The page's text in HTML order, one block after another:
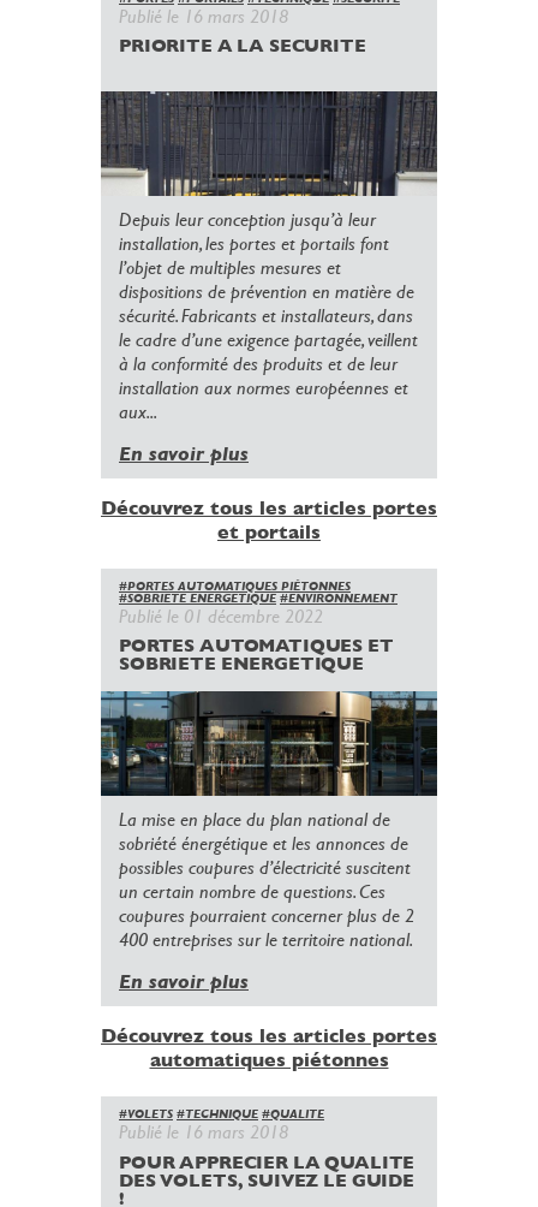
Publié le 16 mars 2018
PRIORITE A LA SECURITE
Depuis leur conception jusqu’à leur
installation, les portes et portails font
l’objet de multiples mesures et
dispositions de prévention en matière de
sécurité. Fabricants et installateurs, dans
le cadre d’une exigence partagée, veillent
à la conformité des produits et de leur
installation aux normes européennes et
aux...
En savoir plus
Découvrez tous les articles portes
et portails
#PORTES AUTOMATIQUES PIÉTONNES
#SOBRIETE ENERGETIQUE #ENVIRONNEMENT
Publié le 01 décembre 2022
PORTES AUTOMATIQUES ET
SOBRIETE ENERGETIQUE
La mise en place du plan national de
sobriété énergétique et les annonces de
possibles coupures d’électricité suscitent
un certain nombre de questions. Ces
coupures pourraient concerner plus de 2
400 entreprises sur le territoire national.
En savoir plus
Découvrez tous les articles portes
automatiques piétonnes
#VOLETS #TECHNIQUE #QUALITE
Publié le 16 mars 2018
POUR APPRECIER LA QUALITE
DES VOLETS, SUIVEZ LE GUIDE
!